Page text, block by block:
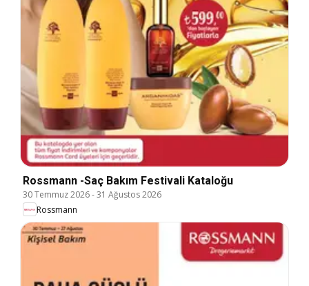
Rossmann -Saç Bakım Festivali Kataloğu
30 Temmuz 2026-31 Ağustos 2026
Rossmann